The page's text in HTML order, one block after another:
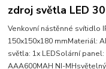
zdroj světla LED
Venkovní nástěnné svítidlo
150x150x180 mmMateriál:
světla: 1x LEDSolární
AAA600MAH NI-